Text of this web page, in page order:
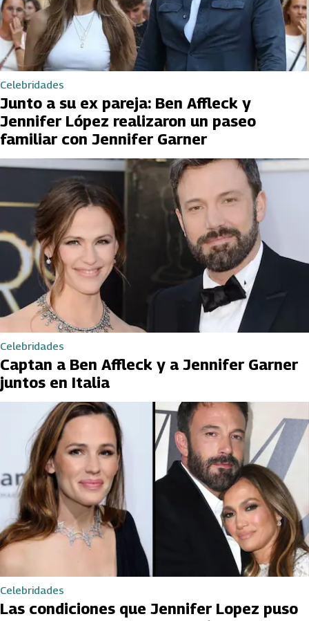
Celebridades
Junto a su ex pareja: Ben Affleck y
Jennifer López realizaron un paseo
familiar con Jennifer Garner
Celebridades
Captan a Ben Affleck y a Jennifer Garner
juntos en Italia
Celebridades
Las condiciones que Jennifer Lopez puso